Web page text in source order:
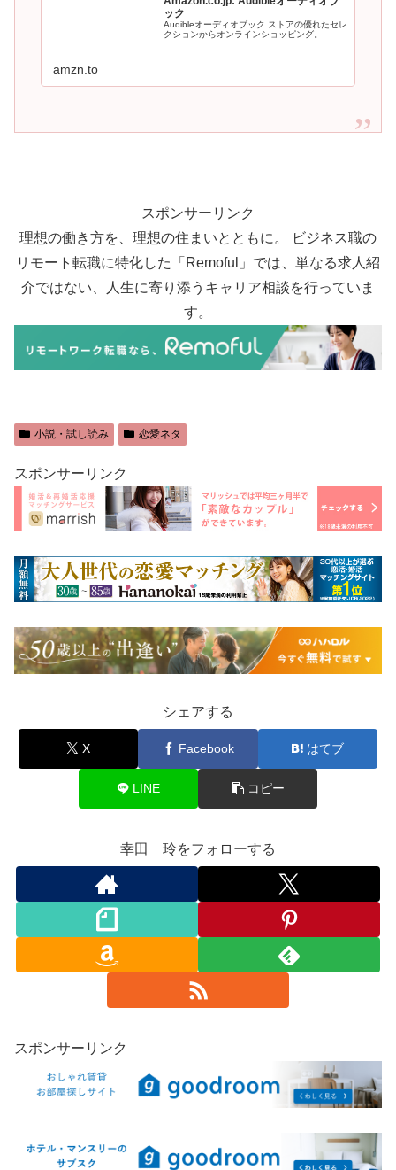
ック
Audibleオーディオブック ストアの優れたセレ
クションからオンラインショッピング。
amzn.to
スポンサーリンク
理想の働き方を、理想の住まいとともに。 ビジネス職の
リモート転職に特化した「Remoful」では、単なる求人紹
介ではない、人生に寄り添うキャリア相談を行っていま
す。
小説・試し読み 恋愛ネタ
スポンサーリンク
シェアする
X Facebook はてブ
LINE コピー
幸田 玲をフォローする
スポンサーリンク